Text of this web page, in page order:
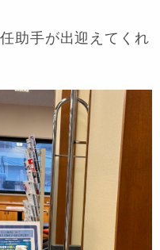
助手が出迎えてくれ